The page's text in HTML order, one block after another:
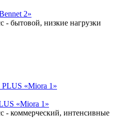
2»
- бытовой, низкие нагрузки
«Miora 1»
- коммерческий, интенсивные